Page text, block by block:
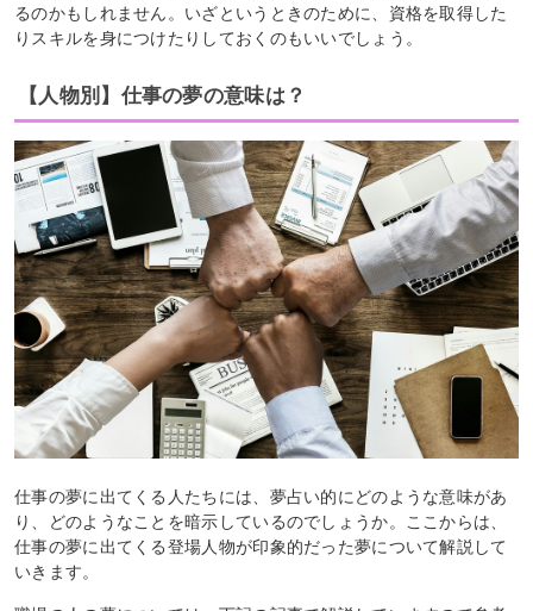
るのかもしれません。いざというときのために、資格を取得した
りスキルを身につけたりしておくのもいいでしょう。
【人物別】仕事の夢の意味は？
仕事の夢に出てくる人たちには、夢占い的にどのような意味があ
り、どのようなことを暗示しているのでしょうか。ここからは、
仕事の夢に出てくる登場人物が印象的だった夢について解説して
いきます。